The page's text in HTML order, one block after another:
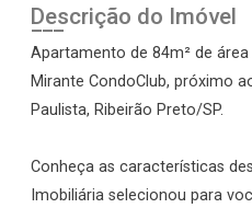
Descrição do Imóvel
Apartamento de 84m² de
Mirante CondoClub, próximo
Paulista, Ribeirão Preto/SP.
Conheça as características
Imobiliária selecionou para